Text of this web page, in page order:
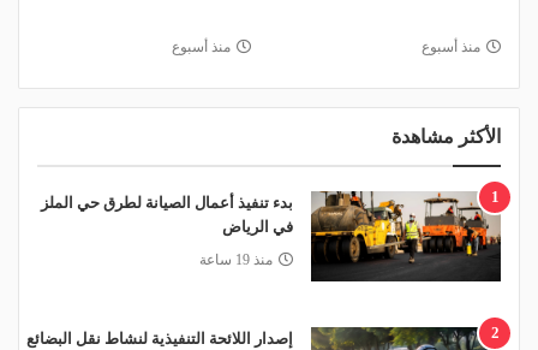
منذ أسبوع منذ أسبوع
الأكثر مشاهدة
1
بدء تنفيذ أعمال الصيانة لطرق حي الملز
في الرياض
منذ 19 ساعة
2
إصدار اللائحة التنفيذية لنشاط نقل البضائع